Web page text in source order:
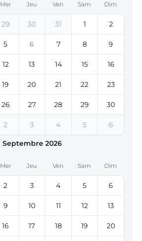
Mer Jeu Ven Sam Dim
29 30 31 1 2
5 6 7 8 9
12 13 14 15 16
19 20 21 22 23
26 27 28 29 30
2 3 4 5 6
Septembre 2026
Mer Jeu Ven Sam Dim
2 3 4 5 6
9 10 11 12 13
16 17 18 19 20